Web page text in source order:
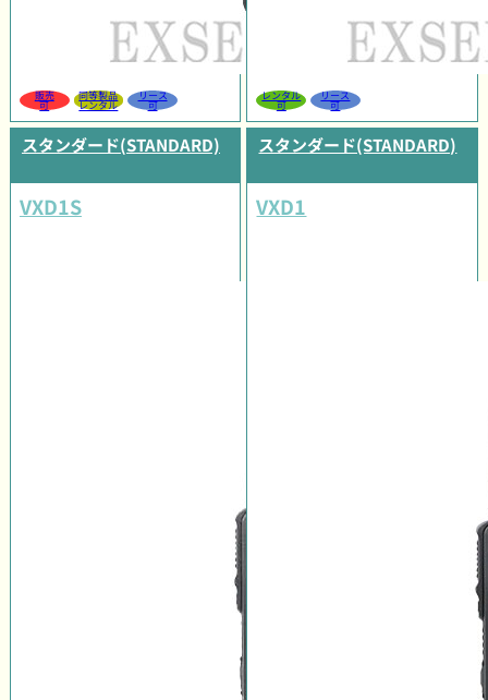
販売
可
同等製品
レンタル
リース
可
レンタル
可
リース
可
スタンダード(STANDARD)
VXD1S
スタンダード(STANDARD)
VXD1